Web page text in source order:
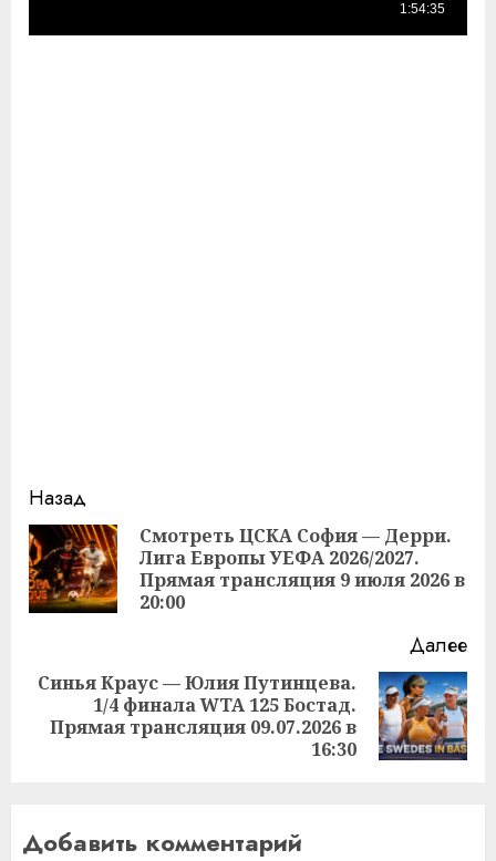
Продолжить
чтение
Назад
Смотреть ЦСКА София — Дерри.
Лига Европы УЕФА 2026/2027.
Прямая трансляция 9 июля 2026 в
20:00
Далее
Следующая
запись:
Синья Краус — Юлия Путинцева.
1/4 финала WTA 125 Бостад.
Прямая трансляция 09.07.2026 в
16:30
Добавить комментарий